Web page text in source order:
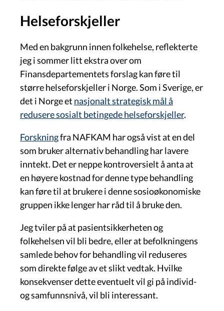
Helseforskjeller
Med en bakgrunn innen folkehelse, reflekterte
jeg i sommer litt ekstra over om
Finansdepartementets forslag kan føre til
større helseforskjeller i Norge. Som i Sverige, er
det i Norge et nasjonalt strategisk mål å
redusere sosialt betingede helseforskjeller.
Forskningfra NAFKAM har også vist at en del
som bruker alternativ behandling har lavere
inntekt. Det er neppe kontroversielt å anta at
en høyere kostnad for denne type behandling
kan føre til at brukere i denne sosioøkonomiske
gruppen ikke lenger har råd til å bruke den.
Jeg tviler på at pasientsikkerheten og
folkehelsen vil bli bedre, eller at befolkningens
samlede behov for behandling vil reduseres
som direkte følge av et slikt vedtak. Hvilke
konsekvenser dette eventuelt vil gi på individ-
og samfunnsnivå, vil bli interessant.